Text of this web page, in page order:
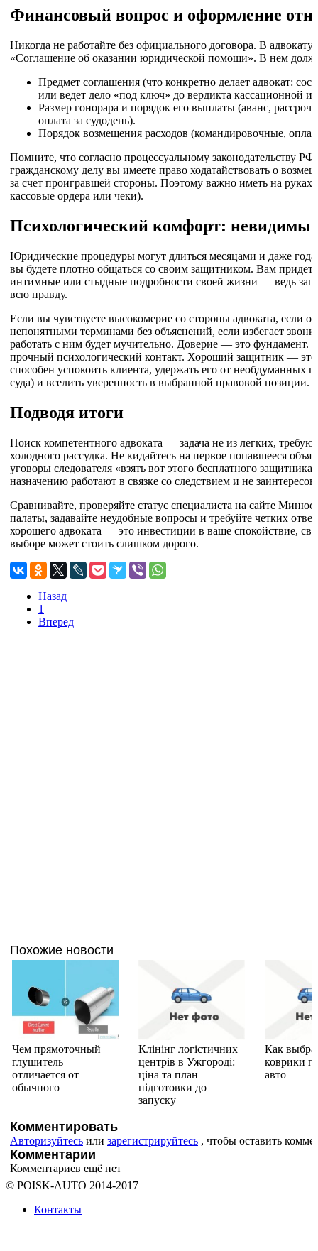
Финансовый вопрос и оформление
Никогда не работайте без официального договора. В
«Соглашение об оказании юридической помощи». В нем
Предмет соглашения (что конкретно делает адвокат:
или ведет дело «под ключ» до вердикта кассационной
Размер гонорара и порядок его выплаты (аванс,
оплата за судодень).
Порядок возмещения расходов (командировочные,
Помните, что согласно процессуальному законодательству
гражданскому делу вы имеете право ходатайствовать о
за счет проигравшей стороны. Поэтому важно иметь на
кассовые ордера или чеки).
Психологический комфорт:
Юридические процедуры могут длиться месяцами и даже
вы будете плотно общаться со своим защитником. Вам
интимные или стыдные подробности своей жизни — ведь
всю правду.
Если вы чувствуете высокомерие со стороны адвоката, если
непонятными терминами без объяснений, если избегает
работать с ним будет мучительно. Доверие — это фундамент.
прочный психологический контакт. Хороший защитник —
способен успокоить клиента, удержать его от необдуманных
суда) и вселить уверенность в выбранной правовой позиции.
Подводя итоги
Поиск компетентного адвоката — задача не из легких,
холодного рассудка. Не кидайтесь на первое попавшееся
уговоры следователя «взять вот этого бесплатного
назначению работают в связке со следствием и не
Сравнивайте, проверяйте статус специалиста на сайте
палаты, задавайте неудобные вопросы и требуйте четких
хорошего адвоката — это инвестиции в ваше спокойствие,
выборе может стоить слишком дорого.
Назад
1
Вперед
Похожие новости
Чем прямоточный
глушитель
отличается от
обычного
Клінінг логістичних
центрів в Ужгороді:
ціна та план
підготовки до
запуску
Как
коврики
авто
Комментировать
Авторизуйтесь или зарегистрируйтесь , чтобы оставить
Комментарии
Комментариев ещё нет
© POISK-AUTO 2014-2017
Контакты